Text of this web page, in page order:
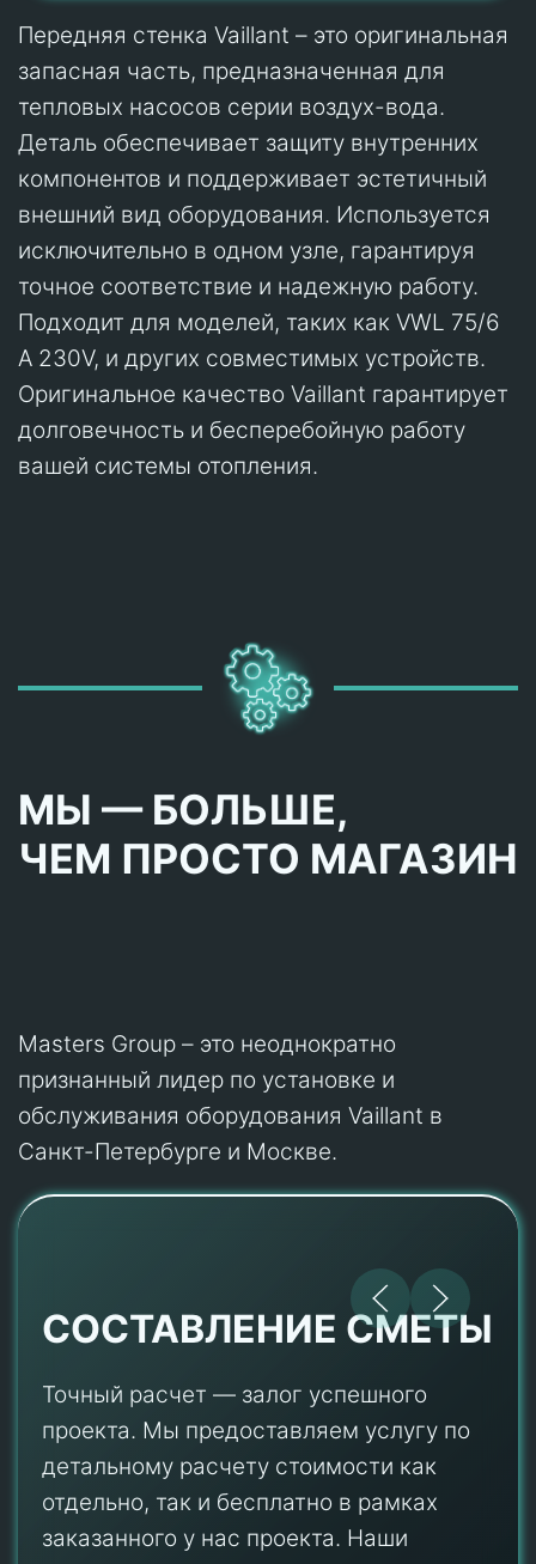
Передняя стенка Vaillant – это оригинальная
запасная часть, предназначенная для
тепловых насосов серии воздух-вода.
Деталь обеспечивает защиту внутренних
компонентов и поддерживает эстетичный
внешний вид оборудования. Используется
исключительно в одном узле, гарантируя
точное соответствие и надежную работу.
Подходит для моделей, таких как VWL 75/6
A 230V, и других совместимых устройств.
Оригинальное качество Vaillant гарантирует
долговечность и бесперебойную работу
вашей системы отопления.
МЫ — БОЛЬШЕ,
ЧЕМ ПРОСТО МАГАЗИН
Masters Group – это неоднократно
признанный лидер по установке и
обслуживания оборудования Vaillant в
Санкт-Петербурге и Москве.
СОСТАВЛЕНИЕ СМЕТЫ
Точный расчет — залог успешного
проекта. Мы предоставляем услугу по
детальному расчету стоимости как
отдельно, так и бесплатно в рамках
заказанного у нас проекта. Наши